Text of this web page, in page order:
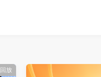
回放